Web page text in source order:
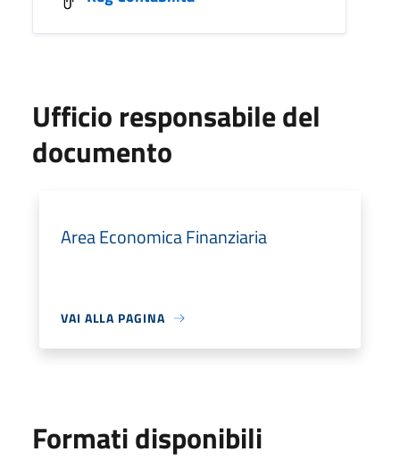
Ufficio responsabile del
documento
Area Economica Finanziaria
VAI ALLA PAGINA
Formati disponibili